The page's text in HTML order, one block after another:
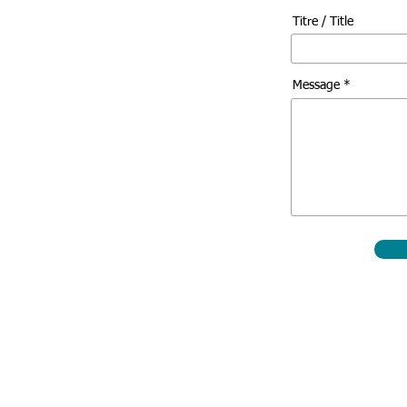
Titre / Title
Message *